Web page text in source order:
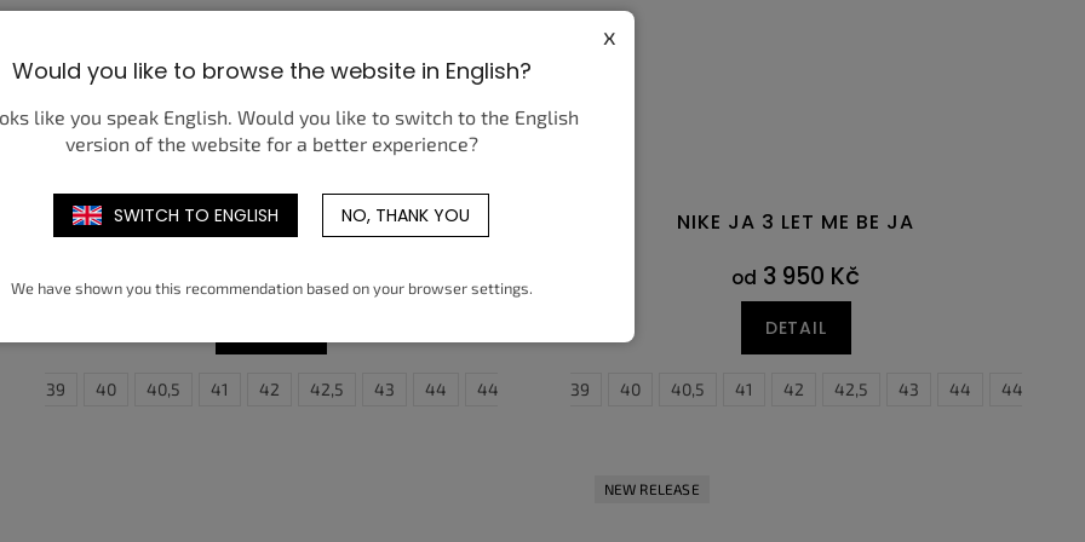
47,5
NIKE SHOX TL OFF NOIR HYPER PINK
SILVER (W)
2 850 Kč
39 40 40,5 41 42 42,5 43 44 44,5 45,5 46 47,5
NIKE JA 3 LET ME BE JA
od 3 950 Kč
DETAIL
35,5 36,5 37,5 39 40 40,5 41 42 42,5 43 44 44,5
NEW RELEASE
Would you like to browse the website in English?
x
like you speak English. Would you like to switch to the English
version of the website for a better experience?
SWITCH TO ENGLISH NO, THANK YOU
We have shown you this recommendation based on your browser settings.